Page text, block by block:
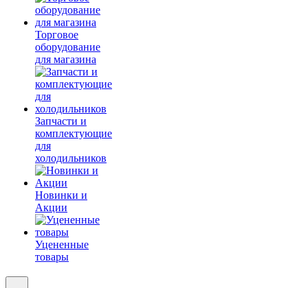
Торговое
оборудование
для магазина
Запчасти и
комплектующие
для
холодильников
Новинки и
Акции
Уцененные
товары